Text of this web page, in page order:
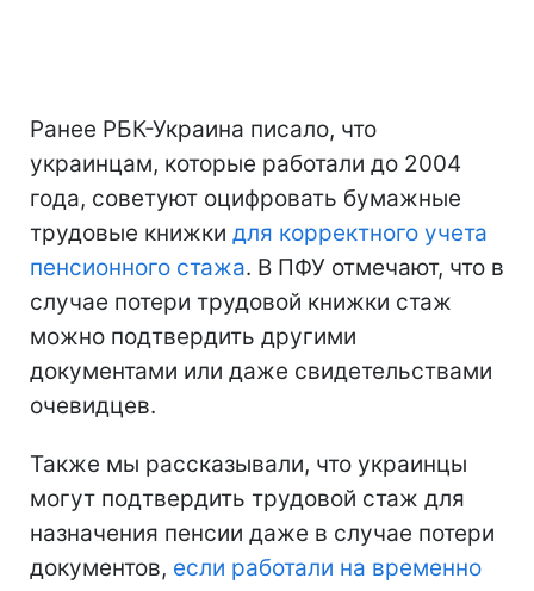
Ранее РБК-Украина писало, что
украинцам, которые работали до 2004
года, советуют оцифровать бумажные
трудовые книжки для корректного учета
пенсионного стажа. В ПФУ отмечают, что в
случае потери трудовой книжки стаж
можно подтвердить другими
документами или даже свидетельствами
очевидцев.
Также мы рассказывали, что украинцы
могут подтвердить трудовой стаж для
назначения пенсии даже в случае потери
документов, если работали на временно